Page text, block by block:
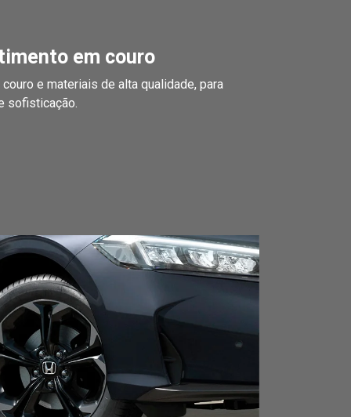
em couro
e materiais de alta qualidade, para
sofisticação.